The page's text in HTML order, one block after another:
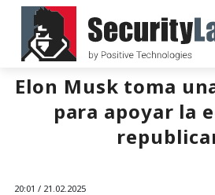
Elon Musk toma
para apoyar la
20:01 / 21.02.2025